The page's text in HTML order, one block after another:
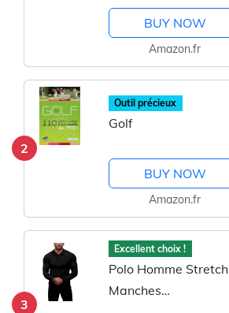
BUY NOW
Amazon.fr
2
Outil précieux
Golf
BUY NOW
Amazon.fr
3
Excellent choix !
Polo Homme Stretch
Manches